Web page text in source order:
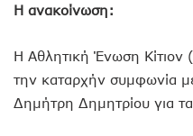
Η ανακοίνωση:
Η Αθλητική Ένωση Κίτιον
την καταρχήν συμφωνία
Δημήτρη Δημητρίου για